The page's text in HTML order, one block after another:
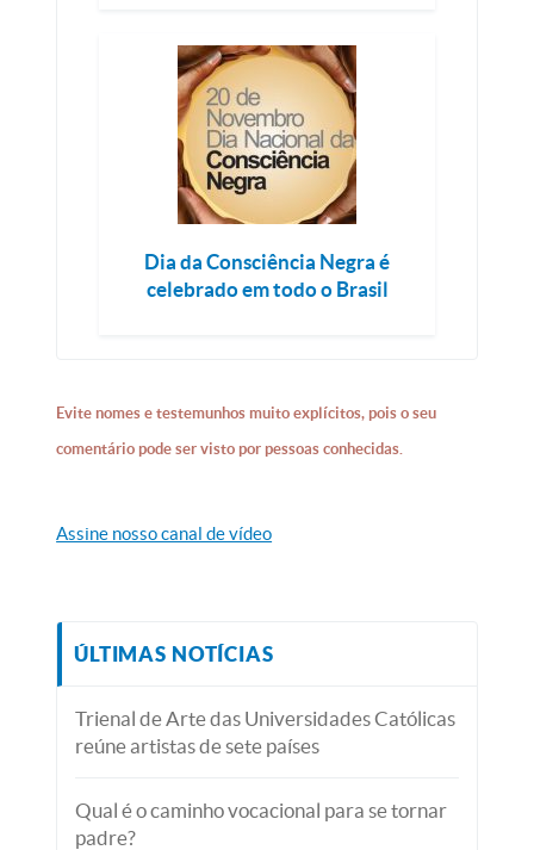
Dia da Consciência Negra é
celebrado em todo o Brasil
Evite nomes e testemunhos muito explícitos, pois o seu
comentário pode ser visto por pessoas conhecidas.
Assine nosso canal de vídeo
ÚLTIMAS NOTÍCIAS
Trienal de Arte das Universidades Católicas
reúne artistas de sete países
Qual é o caminho vocacional para se tornar
padre?